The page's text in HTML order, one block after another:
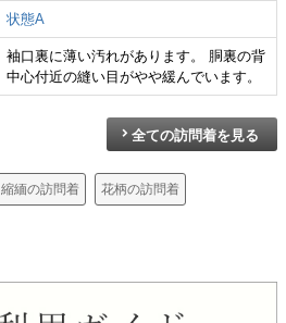
状態A
袖口裏に薄い汚れがあります。 胴裏の背
中心付近の縫い目がやや緩んでいます。
全ての訪問着を見る
縮緬の訪問着 花柄の訪問着